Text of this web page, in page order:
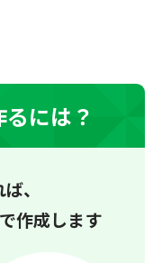
には？
、
作成します